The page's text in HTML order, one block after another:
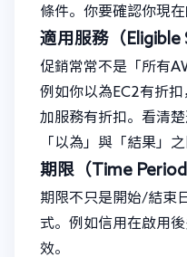
條件。你要確認你現
適用服務（Eligible
促銷常常不是「所有
例如你以為EC2有折
加服務有折扣。看清
「以為」與「結果」之
期限（Time Period
期限不只是開始/結束
式。例如信用在啟用
效。